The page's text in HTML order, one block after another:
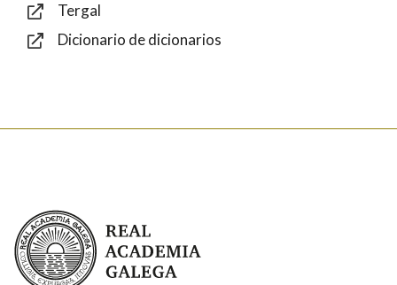
Tergal
Dicionario de dicionarios
Real Academia Galega